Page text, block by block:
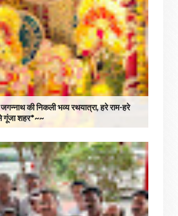
की निकली भव्य रथयात्रा, हरे राम-हरे
गूंजा शहर*~~